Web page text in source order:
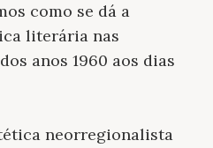
como se dá a
literária nas
anos 1960 aos dias
neorregionalista